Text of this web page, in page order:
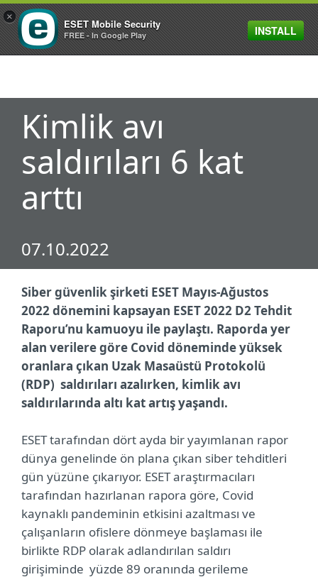
MENU
Kimlik avı
saldırıları 6 kat
arttı
07.10.2022
Siber güvenlik şirketi ESET Mayıs-Ağustos
2022 dönemini kapsayan ESET 2022 D2 Tehdit
Raporu’nu kamuoyu ile paylaştı. Raporda yer
alan verilere göre Covid döneminde yüksek
oranlara çıkan Uzak Masaüstü Protokolü
(RDP) saldırıları azalırken, kimlik avı
saldırılarında altı kat artış yaşandı.
ESET tarafından dört ayda bir yayımlanan rapor
dünya genelinde ön plana çıkan siber tehditleri
gün yüzüne çıkarıyor. ESET araştırmacıları
tarafından hazırlanan rapora göre, Covid
kaynaklı pandeminin etkisini azaltması ve
çalışanların ofislere dönmeye başlaması ile
birlikte RDP olarak adlandırılan saldırı
girişiminde yüzde 89 oranında gerileme
×
ESET Mobile Security
FREE - In Google Play INSTALL